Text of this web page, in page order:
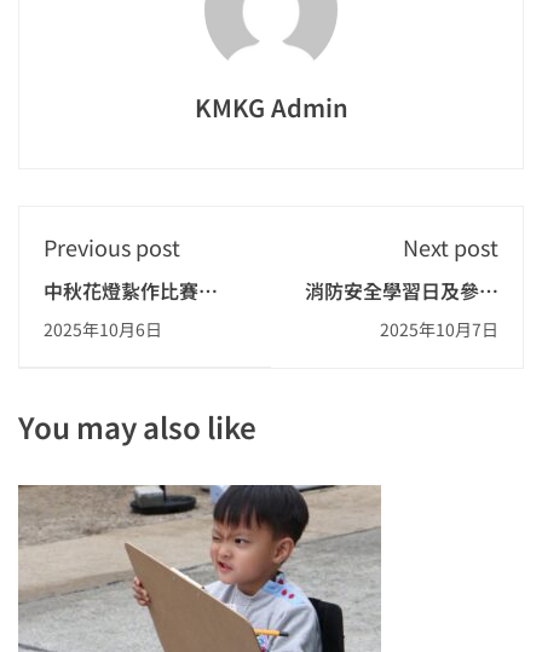
KMKG Admin
Previous post
中秋花燈紥作比賽
2025-2026
2025年10月6日
Next post
消防安全學習日及參觀
長洲消防局 2025-2026
2025年10月7日
You may also like